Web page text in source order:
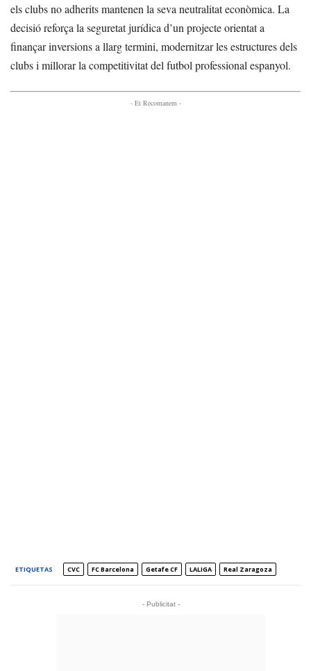
els clubs no adherits mantenen la seva neutralitat econòmica. La
decisió reforça la seguretat jurídica d’un projecte orientat a
finançar inversions a llarg termini, modernitzar les estructures dels
clubs i millorar la competitivitat del futbol professional espanyol.
- Et Recomanem -
ETIQUETAS CVC FC Barcelona Getafe CF LALIGA Real Zaragoza
- Publicitat -